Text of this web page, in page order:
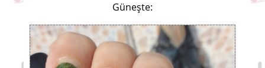
Güneşte: